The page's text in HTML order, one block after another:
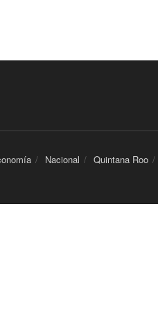
Nacional Quintana Roo